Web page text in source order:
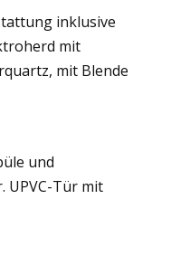
inklusive
mit
mit Blende
und
UPVC-Tür mit